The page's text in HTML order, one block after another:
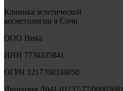
Клиника эстетической
косметологии в Сочи
ООО Ника
ИНН 7736335841
ОГРН 1217700336050
Лицензия Л041-01137-77/00003681